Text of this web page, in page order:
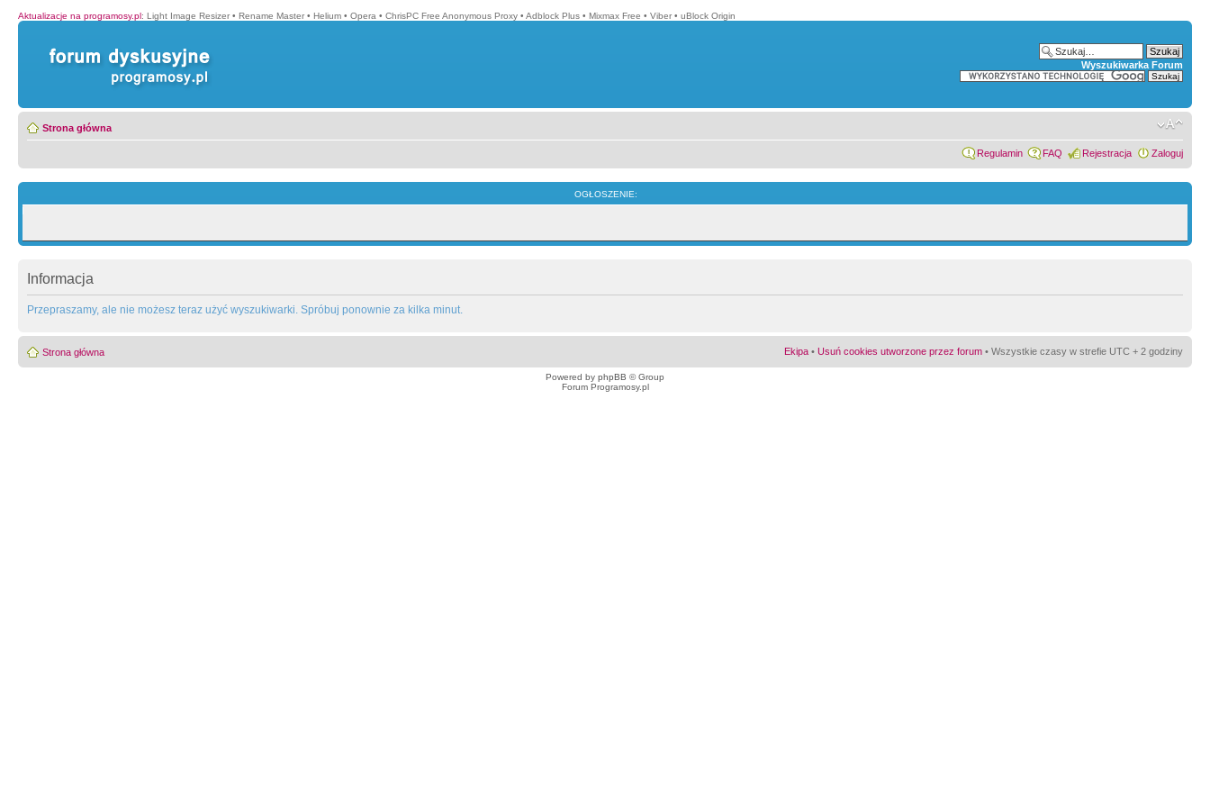
Aktualizacje na programosy.pl: Light Image Resizer • Rename Master • Helium • Opera • ChrisPC Free Anonymous Proxy • Adblock Plus • Mixmax Free • Viber • uBlock Origin
Wyszukiwarka Forum
Strona główna
Regulamin FAQ Rejestracja Zaloguj
OGŁOSZENIE:
Informacja
Przepraszamy, ale nie możesz teraz użyć wyszukiwarki. Spróbuj ponownie za kilka minut.
Strona główna Ekipa • Usuń cookies utworzone przez forum • Wszystkie czasy w strefie UTC + 2 godziny
Powered by phpBB © Group
Forum Programosy.pl